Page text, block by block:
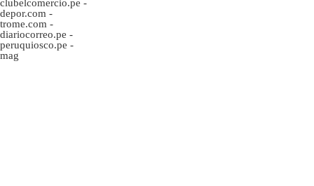
clubelcomercio.pe -
depor.com -
trome.com -
diariocorreo.pe -
peruquiosco.pe -
mag